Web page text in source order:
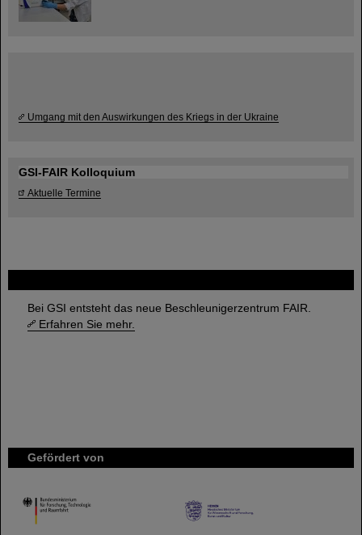
Bei GSI entsteht das neue Beschleunigerzentrum FAIR.
Erfahren Sie mehr.
Gefördert von
HMWK
Umgang mit den Auswirkungen des Kriegs in der Ukraine
GSI-FAIR Kolloquium
Aktuelle Termine